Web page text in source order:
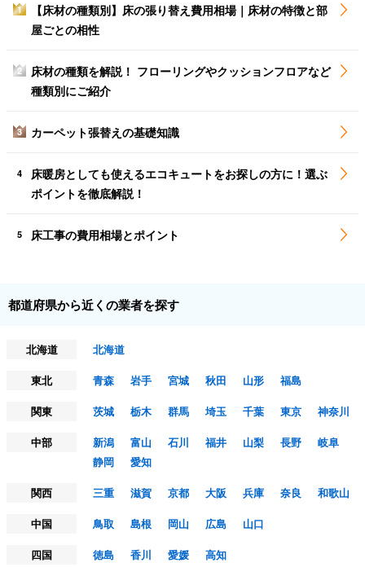
1
【床材の種類別】床の張り替え費用相場｜床材の特徴と部
屋ごとの相性
2
床材の種類を解説！ フローリングやクッションフロアなど
種類別にご紹介
3 カーペット張替えの基礎知識
4
床暖房としても使えるエコキュートをお探しの方に！選ぶ
ポイントを徹底解説！
5 床工事の費用相場とポイント
都道府県から近くの業者を探す
北海道
北海道
東北
青森 岩手 宮城 秋田 山形
福島
関東
茨城 栃木 群馬 埼玉 千葉 東京
神奈川
中部
新潟 富山 石川 福井 山梨 長野
岐阜
静岡
愛知
関西
三重 滋賀 京都 大阪 兵庫 奈良
和歌山
中国
鳥取 島根 岡山 広島
山口
四国
徳島 香川 愛媛
高知